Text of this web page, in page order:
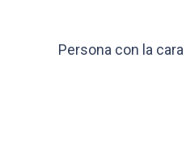
Persona con la